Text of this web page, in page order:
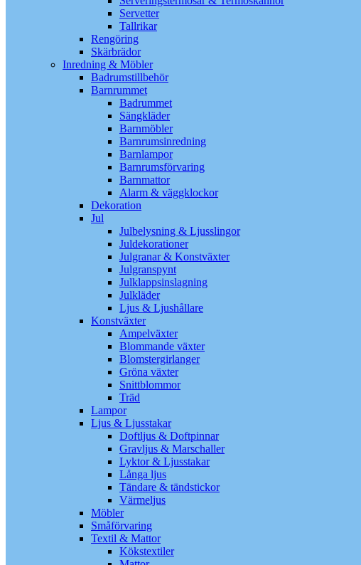
Servetter
Tallrikar
Rengöring
Skärbrädor
Inredning & Möbler
Badrumstillbehör
Barnrummet
Badrummet
Sängkläder
Barnmöbler
Barnrumsinredning
Barnlampor
Barnrumsförvaring
Barnmattor
Alarm & väggklockor
Dekoration
Jul
Julbelysning & Ljusslingor
Juldekorationer
Julgranar & Konstväxter
Julgranspynt
Julklappsinslagning
Julkläder
Ljus & Ljushållare
Konstväxter
Ampelväxter
Blommande växter
Blomstergirlanger
Gröna växter
Snittblommor
Träd
Lampor
Ljus & Ljusstakar
Doftljus & Doftpinnar
Gravljus & Marschaller
Lyktor & Ljusstakar
Långa ljus
Tändare & tändstickor
Värmeljus
Möbler
Småförvaring
Textil & Mattor
Kökstextiler